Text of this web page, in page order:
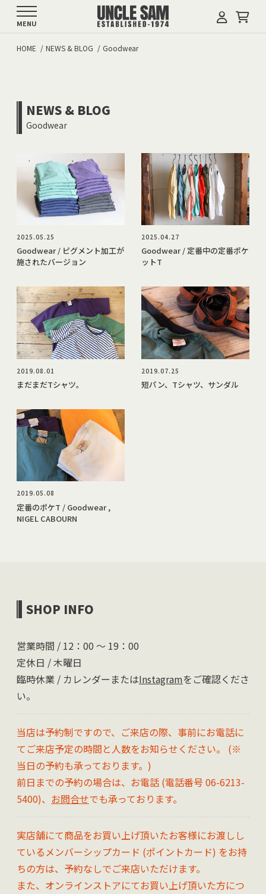
MENU
HOME NEWS & BLOG Goodwear
NEWS & BLOG
Goodwear
2025.05.25
Goodwear / ピグメント加工が
施されたバージョン
2025.04.27
Goodwear / 定番中の定番ポケ
ットT
2019.08.01
まだまだTシャツ。
2019.07.25
短パン、Tシャツ、サンダル
2019.05.08
定番のポケT / Goodwear ,
NIGEL CABOURN
SHOP INFO
営業時間 / 12：00 〜 19：00
定休日 / 木曜日
臨時休業 / カレンダーまたはInstagramをご確認くださ
い。
当店は予約制ですので、ご来店の際、事前にお電話に
てご来店予定の時間と人数をお知らせください。 (※
当日の予約も承っております。)
前日までの予約の場合は、お電話 (電話番号 06-6213-
5400)、 お問合せでも承っております。
実店舗にて商品をお買い上げ頂いたお客様にお渡しし
ているメンバーシップカード (ポイントカード) をお持
ちの方は、予約なしでご来店いただけます。
また、オンラインストアにてお買い上げ頂いた方につ